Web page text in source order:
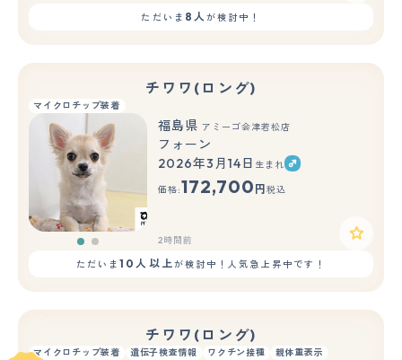
ただいま 8人が検討中！
チワワ(ロング)
マイクロチップ装着
もっと見る
福島県 アミーゴ会津若松店
フォーン
2026年3月14日 生まれ
価格:172,700 円 税込
2時間前
ただいま10人以上が検討中！人気急上昇中です！
チワワ(ロング)
マイクロチップ装着 遺伝子検査情報 ワクチン接種
親体重表示